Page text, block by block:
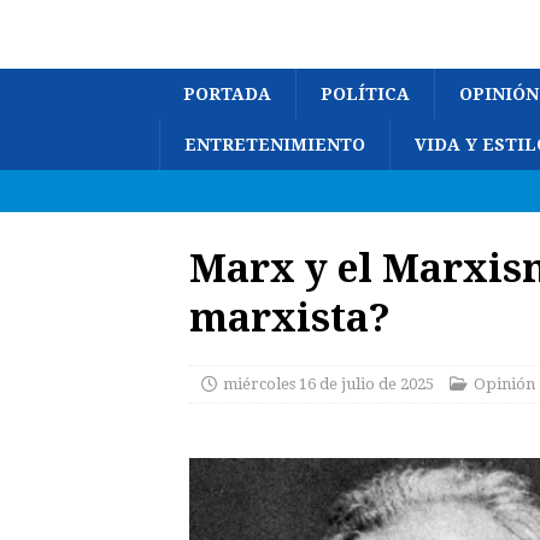
PORTADA POLÍTICA OPINIÓN
ENTRETENIMIENTO VIDA Y
Marx y el
marxista?
miércoles 16 de julio de 2025 Opinión